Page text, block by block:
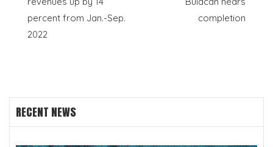
navigation
percent from Jan.-Sep.
2022
completion
RECENT NEWS